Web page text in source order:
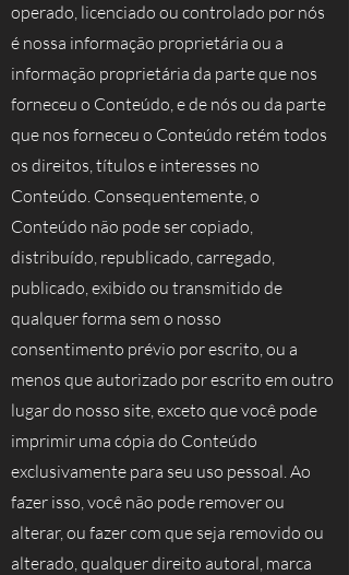
operado, licenciado ou controlado por nós
é nossa informação proprietária ou a
informação proprietária da parte que nos
forneceu o Conteúdo, e de nós ou da parte
que nos forneceu o Conteúdo retém todos
os direitos, títulos e interesses no
Conteúdo. Consequentemente, o
Conteúdo não pode ser copiado,
distribuído, republicado, carregado,
publicado, exibido ou transmitido de
qualquer forma sem o nosso
consentimento prévio por escrito, ou a
menos que autorizado por escrito em outro
lugar do nosso site, exceto que você pode
imprimir uma cópia do Conteúdo
exclusivamente para seu uso pessoal. Ao
fazer isso, você não pode remover ou
alterar, ou fazer com que seja removido ou
alterado, qualquer direito autoral, marca